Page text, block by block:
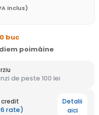
inclus)
buc
poimâine
de peste 100 lei
credit
6 rate)
Detalii
aici